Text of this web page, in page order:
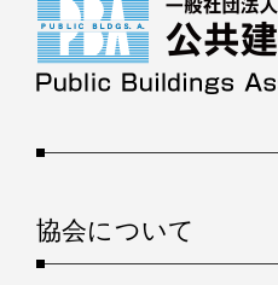
協会について